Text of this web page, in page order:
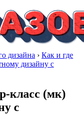
дизайна › Как и где
дизайну с
класс (мк)
с